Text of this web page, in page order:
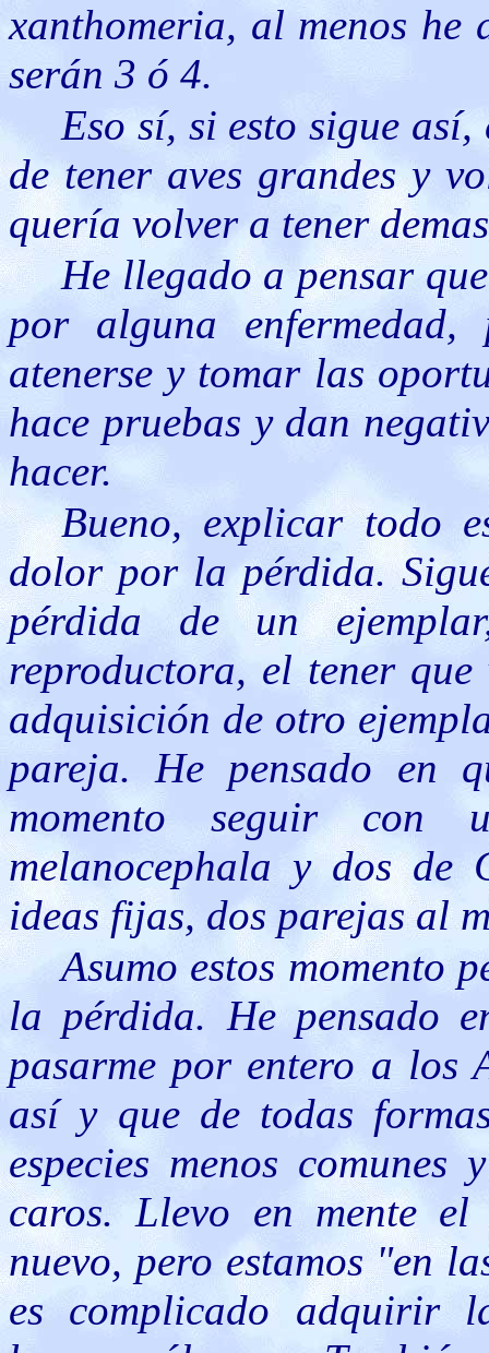
xanthomeria, al menos he
serán 3 ó 4.
Eso sí, si esto sigue
de tener aves grandes y
quería volver a tener
He llegado a pensar
por alguna
atenerse y tomar las
hace pruebas y dan
hacer.
Bueno, explicar todo
dolor por la pérdida.
pérdida de un
reproductora, el tener
adquisición de otro
pareja. He pensado en
momento seguir con
melanocephala y dos de
ideas fijas, dos parejas al
Asumo estos momento
la pérdida. He pensado
pasarme por entero a los
así y que de todas
especies menos
caros. Llevo en mente
nuevo, pero estamos "en
es complicado adquirir